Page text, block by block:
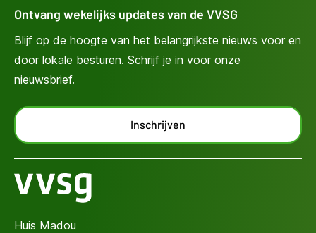
Ontvang wekelijks updates van de VVSG
Blijf op de hoogte van het belangrijkste nieuws voor en
door lokale besturen. Schrijf je in voor onze
nieuwsbrief.
Inschrijven
Huis Madou